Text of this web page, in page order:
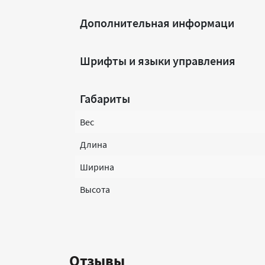
Дополнительная информаци
Шрифты и языки управления
Габариты
Вес
Длина
Ширина
Высота
Отзывы